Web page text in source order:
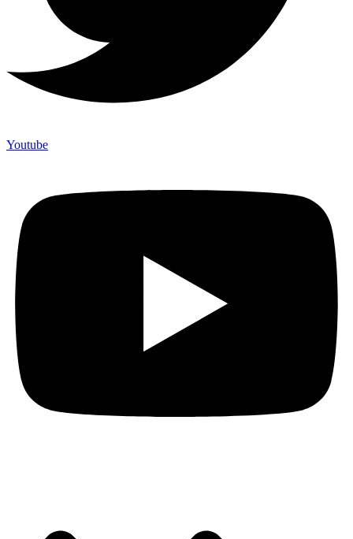
Youtube